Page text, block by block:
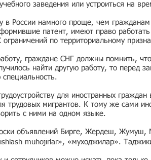
заведения или устроиться на
в России намного проще, чем
патент, имеют право
по территориальному
граждане СНГ должны помнить,
найти другую работу, то перед
для иностранных
трудовых мигрантов. К тому же сами
с ними на одном языке.
объявлений Бирге, Жердеш, Жумуш,
muhojirlar», «муходжилар».